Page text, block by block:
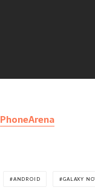
PhoneArena
ANDROID GALAXY